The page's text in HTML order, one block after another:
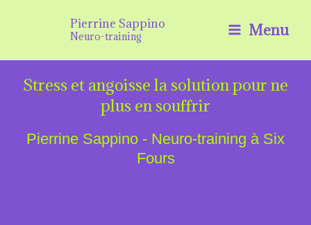
Pierrine Sappino
Neuro-training Menu
Stress et angoisse la solution pour ne
plus en souffrir
Pierrine Sappino - Neuro-training à Six
Fours